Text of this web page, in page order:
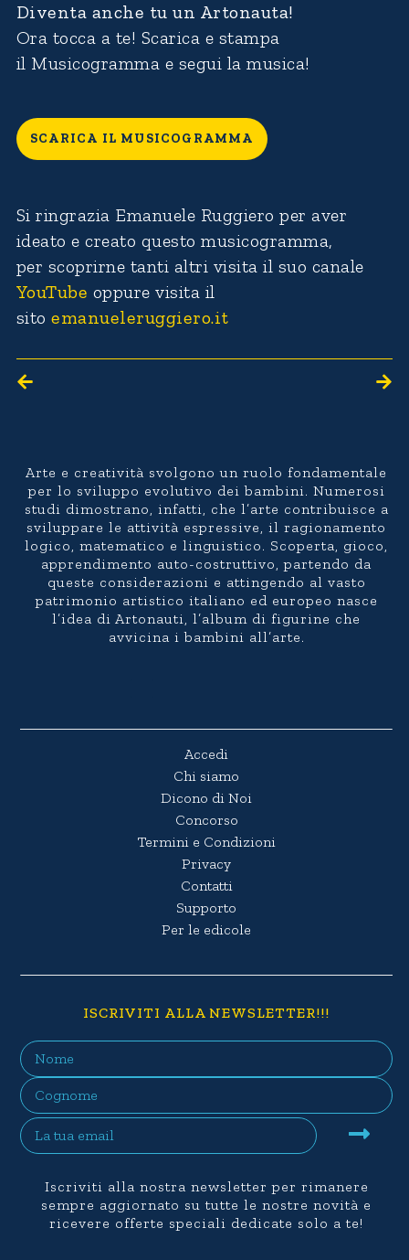
Diventa anche tu un Artonauta!
Ora tocca a te! Scarica e stampa
il Musicogramma e segui la musica!
SCARICA IL MUSICOGRAMMA
Si ringrazia Emanuele Ruggiero per aver
ideato e creato questo musicogramma,
per scoprirne tanti altri visita il suo canale
YouTube oppure visita il
sitoemanueleruggiero.it
Arte e creatività svolgono un ruolo fondamentale
per lo sviluppo evolutivo dei bambini. Numerosi
studi dimostrano, infatti, che l’arte contribuisce a
sviluppare le attività espressive, il ragionamento
logico, matematico e linguistico. Scoperta, gioco,
apprendimento auto-costruttivo, partendo da
queste considerazioni e attingendo al vasto
patrimonio artistico italiano ed europeo nasce
l’idea di Artonauti, l’album di figurine che
avvicina i bambini all’arte.
Accedi
Chi siamo
Dicono di Noi
Concorso
Termini e Condizioni
Privacy
Contatti
Supporto
Per le edicole
ISCRIVITI ALLA NEWSLETTER!!!
Iscriviti alla nostra newsletter per rimanere
sempre aggiornato su tutte le nostre novità e
ricevere offerte speciali dedicate solo a te!